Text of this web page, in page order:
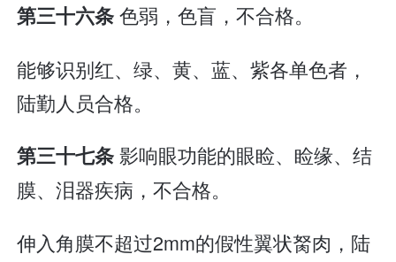
第三十六条色弱，色盲，不合格。
能够识别红、绿、黄、蓝、紫各单色者，
陆勤人员合格。
第三十七条影响眼功能的眼睑、睑缘、结
膜、泪器疾病，不合格。
伸入角膜不超过2mm的假性翼状胬肉，陆